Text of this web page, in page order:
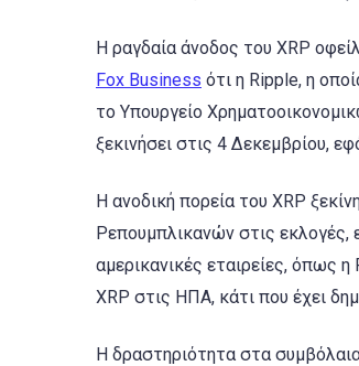
Η ραγδαία άνοδος του XRP
Fox Business ότι η Ripple, η
το Υπουργείο
ξεκινήσει στις 4 Δεκεμβρίου,
Η ανοδική πορεία του XRP
Ρεπουμπλικανών στις εκλογές,
αμερικανικές εταιρείες, όπως
XRP στις ΗΠΑ, κάτι που έχει
Η δραστηριότητα στα